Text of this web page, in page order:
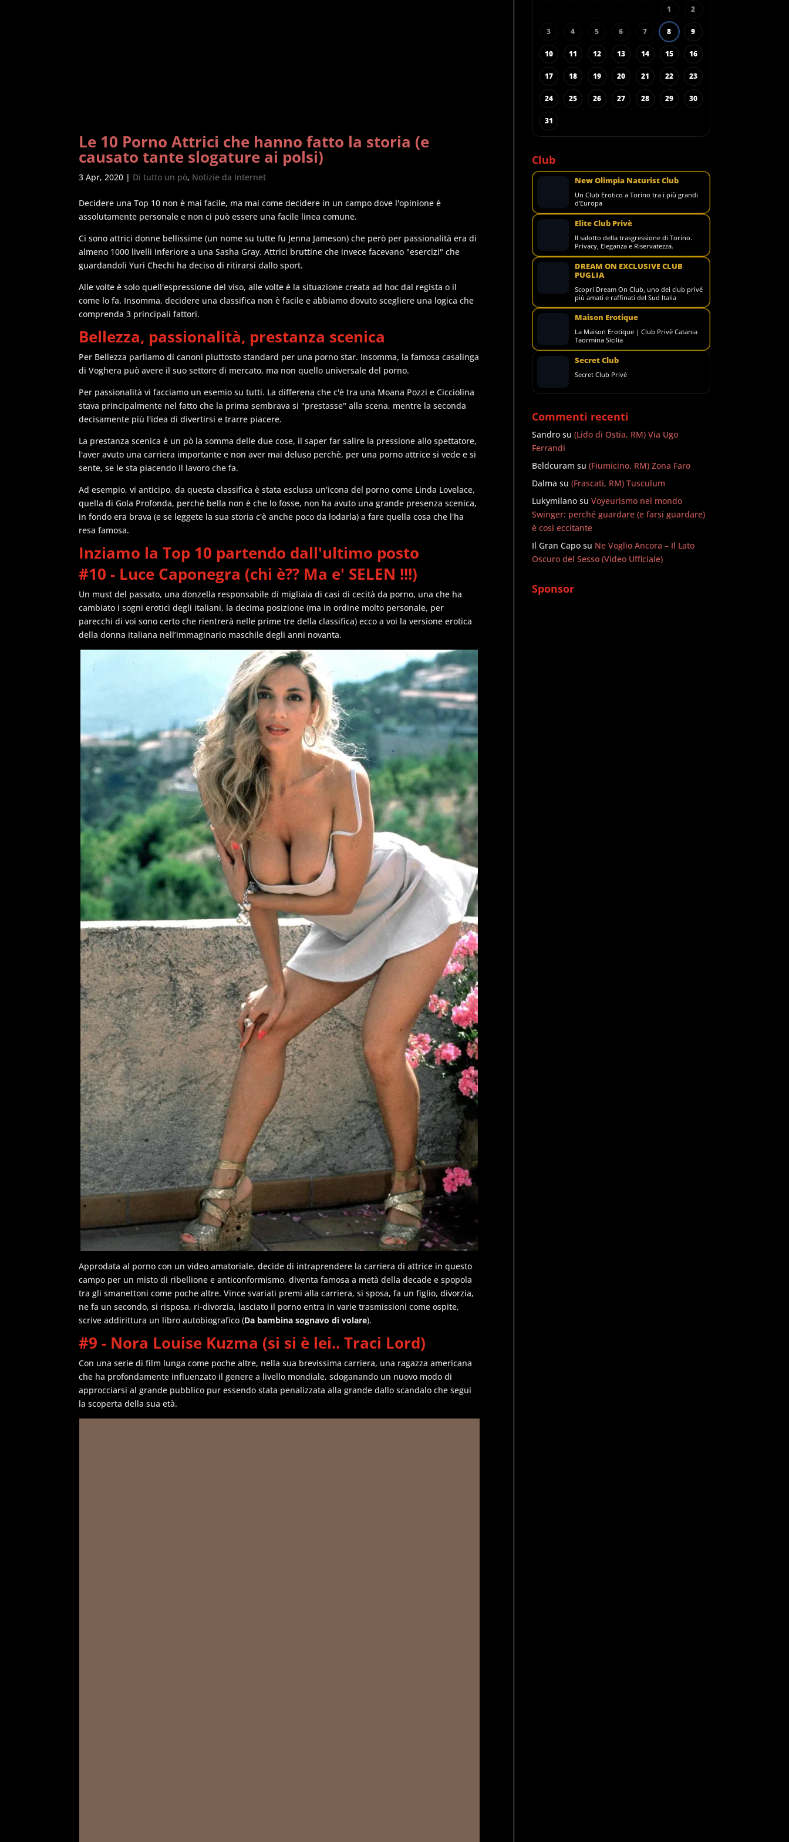
Le 10 Porno Attrici che hanno fatto la storia (e
causato tante slogature ai polsi)
3 Apr, 2020 | Di tutto un pò, Notizie da Internet
Decidere una Top 10 non è mai facile, ma mai come decidere in un campo dove l'opinione è
assolutamente personale e non ci può essere una facile linea comune.
Ci sono attrici donne bellissime (un nome su tutte fu Jenna Jameson) che però per passionalità era di
almeno 1000 livelli inferiore a una Sasha Gray. Attrici bruttine che invece facevano "esercizi" che
guardandoli Yuri Chechi ha deciso di ritirarsi dallo sport.
Alle volte è solo quell'espressione del viso, alle volte è la situazione creata ad hoc dal regista o il
come lo fa. Insomma, decidere una classifica non è facile e abbiamo dovuto scegliere una logica che
comprenda 3 principali fattori.
Bellezza, passionalità, prestanza scenica
Per Bellezza parliamo di canoni piuttosto standard per una porno star. Insomma, la famosa casalinga
di Voghera può avere il suo settore di mercato, ma non quello universale del porno.
Per passionalità vi facciamo un esemio su tutti. La differena che c'è tra una Moana Pozzi e Cicciolina
stava principalmente nel fatto che la prima sembrava si "prestasse" alla scena, mentre la seconda
decisamente più l'idea di divertirsi e trarre piacere.
La prestanza scenica è un pò la somma delle due cose, il saper far salire la pressione allo spettatore,
l'aver avuto una carriera importante e non aver mai deluso perchè, per una porno attrice si vede e si
sente, se le sta piacendo il lavoro che fa.
Ad esempio, vi anticipo, da questa classifica è stata esclusa un'icona del porno come Linda Lovelace,
quella di Gola Profonda, perchè bella non è che lo fosse, non ha avuto una grande presenza scenica,
in fondo era brava (e se leggete la sua storia c'è anche poco da lodarla) a fare quella cosa che l'ha
resa famosa.
Inziamo la Top 10 partendo dall'ultimo posto
#10 - Luce Caponegra (chi è?? Ma e' SELEN !!!)
Un must del passato, una donzella responsabile di migliaia di casi di cecità da porno, una che ha
cambiato i sogni erotici degli italiani, la decima posizione (ma in ordine molto personale, per
parecchi di voi sono certo che rientrerà nelle prime tre della classifica) ecco a voi la versione erotica
della donna italiana nell’immaginario maschile degli anni novanta.
Approdata al porno con un video amatoriale, decide di intraprendere la carriera di attrice in questo
campo per un misto di ribellione e anticonformismo, diventa famosa a metà della decade e spopola
tra gli smanettoni come poche altre. Vince svariati premi alla carriera, si sposa, fa un figlio, divorzia,
ne fa un secondo, si risposa, ri-divorzia, lasciato il porno entra in varie trasmissioni come ospite,
scrive addirittura un libro autobiografico (Da bambina sognavo di volare).
#9 - Nora Louise Kuzma (si si è lei.. Traci Lord)
Con una serie di film lunga come poche altre, nella sua brevissima carriera, una ragazza americana
che ha profondamente influenzato il genere a livello mondiale, sdoganando un nuovo modo di
approcciarsi al grande pubblico pur essendo stata penalizzata alla grande dallo scandalo che seguì
la scoperta della sua età.
1 2
3 4 5 6 7 8 9
10 11 12 13 14 15 16
17 18 19 20 21 22 23
24 25 26 27 28 29 30
31
Club
New Olimpia Naturist Club
Un Club Erotico a Torino tra i più grandi
d’Europa
Elite Club Privè
Il salotto della trasgressione di Torino.
Privacy, Eleganza e Riservatezza.
DREAM ON EXCLUSIVE CLUB
PUGLIA
Scopri Dream On Club, uno dei club privé
più amati e raffinati del Sud Italia
Maison Erotique
La Maison Erotique | Club Privè Catania
Taormina Sicilia
Secret Club
Secret Club Privè
Commenti recenti
Sandro su(Lido di Ostia, RM) Via Ugo
Ferrandi
Beldcuram su(Fiumicino, RM) Zona Faro
Dalma su(Frascati, RM) Tusculum
Lukymilano suVoyeurismo nel mondo
Swinger: perché guardare (e farsi guardare)
è così eccitante
Il Gran Capo su Ne Voglio Ancora – Il Lato
Oscuro del Sesso (Video Ufficiale)
Sponsor